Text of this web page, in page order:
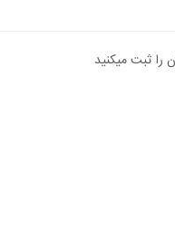
را ثبت میکنید